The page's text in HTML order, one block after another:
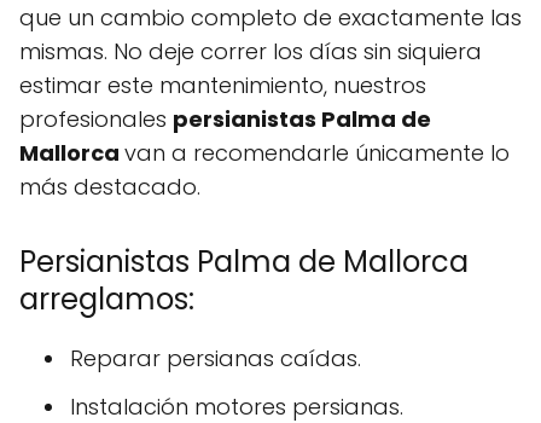
que un cambio completo de exactamente las
mismas. No deje correr los días sin siquiera
estimar este mantenimiento, nuestros
profesionales persianistas Palma de
Mallorca van a recomendarle únicamente lo
más destacado.
Persianistas Palma de Mallorca
arreglamos:
Reparar persianas caídas.
Instalación motores persianas.